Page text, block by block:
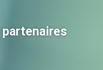
partenaires